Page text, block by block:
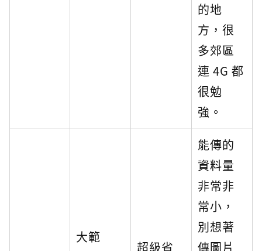
的地
方，很
多郊區
連 4G 都
很勉
強。
大範
超級省
能傳的
資料量
非常非
常小，
別想著
傳圖片